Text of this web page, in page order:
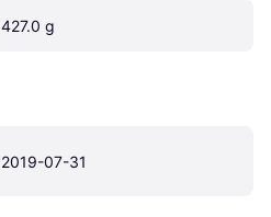
427.0 g
2019-07-31